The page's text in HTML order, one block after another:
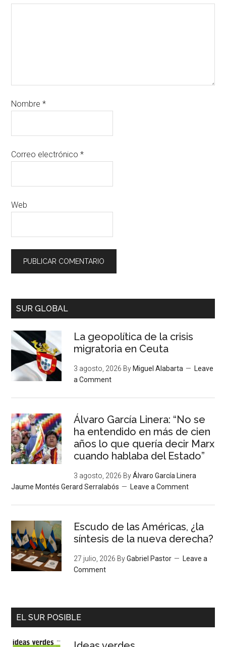
Nombre*
Correo electrónico*
Web
SUR GLOBAL
La geopolítica de la crisis
migratoria en Ceuta
3 agosto, 2026 By Miguel Alabarta
Leave
a Comment
Álvaro García Linera: “No se
ha entendido en más de cien
años lo que quería decir Marx
cuando hablaba del Estado”
3 agosto, 2026 ByÁlvaro García Linera
Jaume Montés Gerard Serralabós
Leave a Comment
Escudo de las Américas, ¿la
síntesis de la nueva derecha?
27 julio, 2026 ByGabriel Pastor
Leave a
Comment
EL SUR POSIBLE